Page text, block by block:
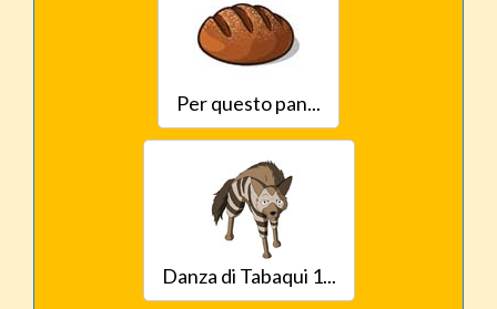
Per questo pan...
Danza di Tabaqui 1...